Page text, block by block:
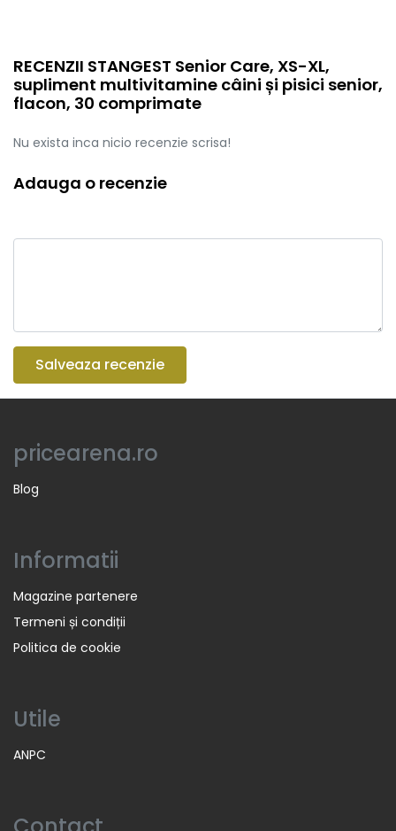
RECENZII STANGEST Senior Care, XS-XL,
supliment multivitamine câini și pisici senior,
flacon, 30 comprimate
Nu exista inca nicio recenzie scrisa!
Adauga o recenzie
Salveaza recenzie
pricearena.ro
Blog
Informatii
Magazine partenere
Termeni și condiții
Politica de cookie
Utile
ANPC